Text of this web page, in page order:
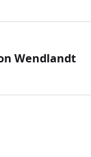
Wendlandt